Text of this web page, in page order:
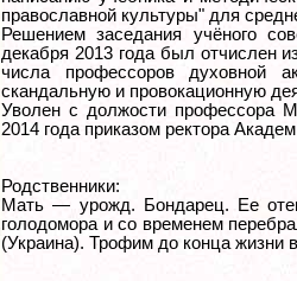
православной культуры" для
Решением заседания учёного
декабря 2013 года был отчислен
числа профессоров духовной
скандальную и провокационную
Уволен с должости профессора
2014 года приказом ректора
Родственники:
Мать — урожд. Бондарец. Ее
голодомора и со временем
(Украина). Трофим до конца жизни